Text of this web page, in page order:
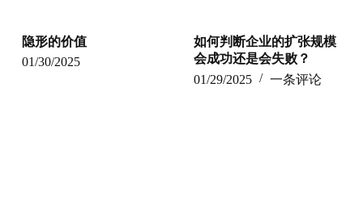
隐形的价值
01/30/2025
如何判断企业的扩张规模
会成功还是会失败？
01/29/2025
一条评论